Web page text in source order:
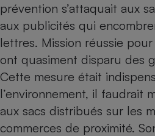
prévention s’attaquait aux
aux publicités qui
lettres. Mission réussie
ont quasiment disparu des
Cette mesure était
l’environnement, il faudrait
aux sacs distribués sur les
commerces de proximité.